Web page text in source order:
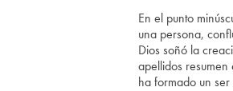
En el punto
una persona,
Dios soñó la
apellidos
ha formado un